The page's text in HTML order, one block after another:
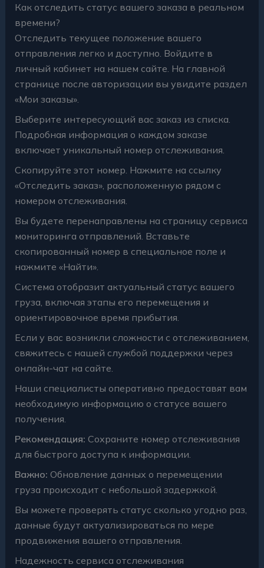
Как отследить статус вашего заказа в реальном
времени?
Отследить текущее положение вашего
отправления легко и доступно. Войдите в
личный кабинет на нашем сайте. На главной
странице после авторизации вы увидите раздел
«Мои заказы».
Выберите интересующий вас заказ из списка.
Подробная информация о каждом заказе
включает уникальный номер отслеживания.
Скопируйте этот номер. Нажмите на ссылку
«Отследить заказ», расположенную рядом с
номером отслеживания.
Вы будете перенаправлены на страницу сервиса
мониторинга отправлений. Вставьте
скопированный номер в специальное поле и
нажмите «Найти».
Система отобразит актуальный статус вашего
груза, включая этапы его перемещения и
ориентировочное время прибытия.
Если у вас возникли сложности с отслеживанием,
свяжитесь с нашей службой поддержки через
онлайн-чат на сайте.
Наши специалисты оперативно предоставят вам
необходимую информацию о статусе вашего
получения.
Рекомендация: Сохраните номер отслеживания
для быстрого доступа к информации.
Важно: Обновление данных о перемещении
груза происходит с небольшой задержкой.
Вы можете проверять статус сколько угодно раз,
данные будут актуализироваться по мере
продвижения вашего отправления.
Надежность сервиса отслеживания